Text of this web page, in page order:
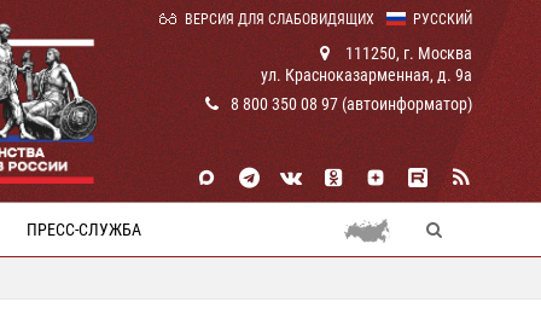
РУССКИЙ
ВЕРСИЯ ДЛЯ СЛАБОВИДЯЩИХ
111250, г. Москва
ул. Красноказарменная, д. 9а
8 800 350 08 97 (автоинформатор)
ПРЕСС-СЛУЖБА